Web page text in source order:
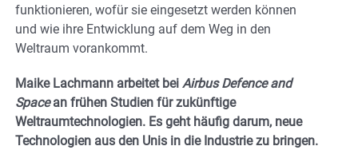
funktionieren, wofür sie eingesetzt werden können
und wie ihre Entwicklung auf dem Weg in den
Weltraum vorankommt.
Maike Lachmann arbeitet bei Airbus Defence and
Spacean frühen Studien für zukünftige
Weltraumtechnologien. Es geht häufig darum, neue
Technologien aus den Unis in die Industrie zu bringen.